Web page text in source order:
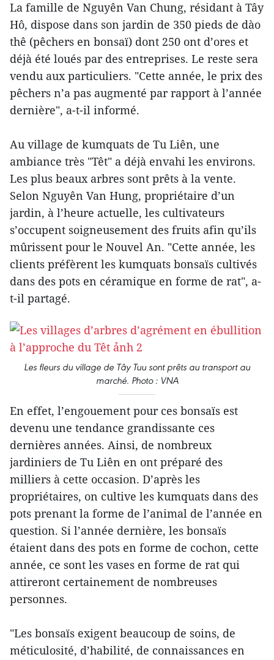
La famille de Nguyên Van Chung, résidant à Tây
Hô, dispose dans son jardin de 350 pieds de dào
thê (pêchers en bonsaï) dont 250 ont d’ores et
déjà été loués par des entreprises. Le reste sera
vendu aux particuliers. "Cette année, le prix des
pêchers n’a pas augmenté par rapport à l’année
dernière", a-t-il informé.
Au village de kumquats de Tu Liên, une
ambiance très "Têt" a déjà envahi les environs.
Les plus beaux arbres sont prêts à la vente.
Selon Nguyên Van Hung, propriétaire d’un
jardin, à l’heure actuelle, les cultivateurs
s’occupent soigneusement des fruits afin qu’ils
mûrissent pour le Nouvel An. "Cette année, les
clients préfèrent les kumquats bonsaïs cultivés
dans des pots en céramique en forme de rat", a-
t-il partagé.
Les fleurs du village de Tây Tuu sont prêts au transport au
marché. Photo : VNA
En effet, l’engouement pour ces bonsaïs est
devenu une tendance grandissante ces
dernières années. Ainsi, de nombreux
jardiniers de Tu Liên en ont préparé des
milliers à cette occasion. D’après les
propriétaires, on cultive les kumquats dans des
pots prenant la forme de l’animal de l’année en
question. Si l’année dernière, les bonsaïs
étaient dans des pots en forme de cochon, cette
année, ce sont les vases en forme de rat qui
attireront certainement de nombreuses
personnes.
"Les bonsaïs exigent beaucoup de soins, de
méticulosité, d’habilité, de connaissances en